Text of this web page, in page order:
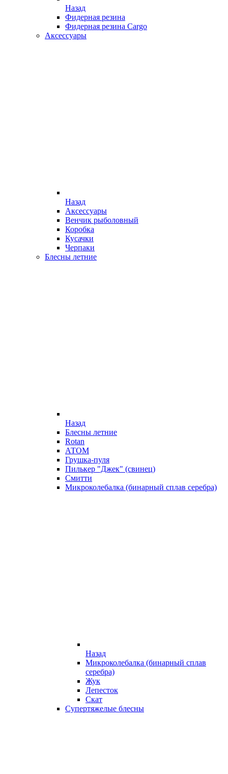
Назад
Фидерная резина
Фидерная резина Cargo
Аксессуары
Назад
Аксессуары
Венчик рыболовный
Коробка
Кусачки
Черпаки
Блесны летние
Назад
Блесны летние
Rotan
АТОМ
Грушка-пуля
Пилькер "Джек" (свинец)
Смитти
Микроколебалка (бинарный сплав серебра)
Назад
Микроколебалка (бинарный сплав
серебра)
Жук
Лепесток
Скат
Супертяжелые блесны